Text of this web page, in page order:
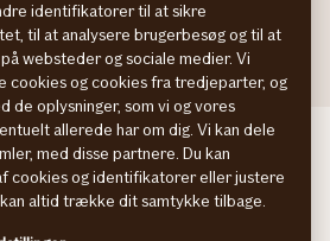
SE
FI
NO
identifikatorer til at sikre
til at analysere brugerbesøg og til at
websteder og sociale medier. Vi
cookies og cookies fra tredjeparter, og
de oplysninger, som vi og vores
allerede har om dig. Vi kan dele
med disse partnere. Du kan
cookies og identifikatorer eller justere
altid trække dit samtykke tilbage.